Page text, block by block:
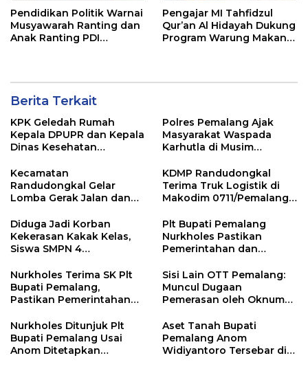
Pendidikan Politik Warnai
Musyawarah Ranting dan
Anak Ranting PDI
Pengajar MI Tahfidzul
Qur’an Al Hidayah Dukung
Program Warung Makan
Berita Terkait
KPK Geledah Rumah
Kepala DPUPR dan Kepala
Dinas Kesehatan
Polres Pemalang Ajak
Masyarakat Waspada
Karhutla di Musim
Kecamatan
Randudongkal Gelar
Lomba Gerak Jalan dan
HUT RI ke-81
KDMP Randudongkal
Terima Truk Logistik di
Makodim 0711/Pemalang
Desa
Diduga Jadi Korban
Kekerasan Kakak Kelas,
Siswa SMPN 4
Dunia
Plt Bupati Pemalang
Nurkholes Pastikan
Pemerintahan dan
Berjalan
Nurkholes Terima SK Plt
Bupati Pemalang,
Pastikan Pemerintahan
Sisi Lain OTT Pemalang:
Muncul Dugaan
Pemerasan oleh Oknum
Nurkholes Ditunjuk Plt
Bupati Pemalang Usai
Anom Ditetapkan
Aset Tanah Bupati
Pemalang Anom
Widiyantoro Tersebar di